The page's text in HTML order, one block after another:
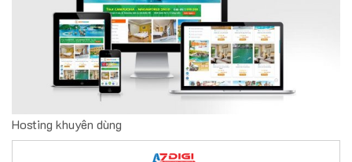
Hosting khuyên dùng